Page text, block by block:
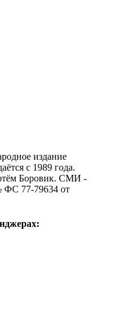
издание
с 1989 года.
Боровик. CМИ -
ФС 77-79634 от